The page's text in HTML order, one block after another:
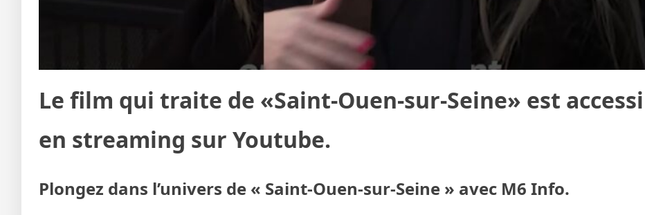
Le film qui traite de «Saint-Ouen-sur-Seine» est
en streaming sur Youtube.
Plongez dans l’univers de « Saint-Ouen-sur-Seine » avec M6 Info.